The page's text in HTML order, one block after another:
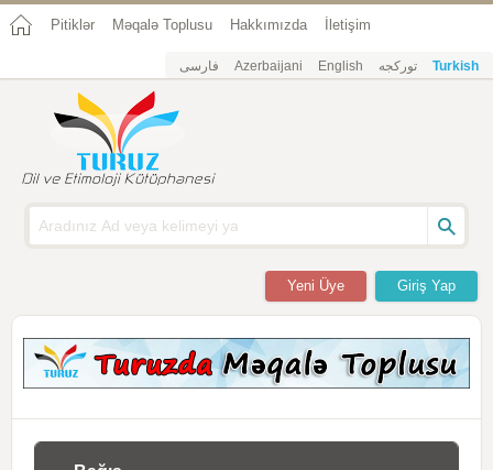
Pitiklər Məqalə Toplusu Hakkımızda İletişim
فارسی Azerbaijani English تورکجه Turkish
Giriş Yap
Yeni Üye